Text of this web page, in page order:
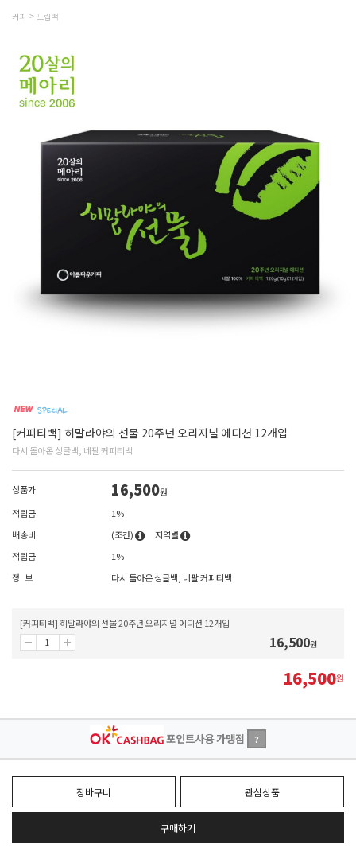
커피 드립백
[커피티백] 히말라야의 선물 20주년 오리지널 에디션 12개입
다시 돌아온 싱글백, 네팔 커피티백
상품가 16,500원
적립금
1%
배송비
(조건)
지역별
적립금
1%
정 보
다시 돌아온 싱글백, 네팔 커피티백
[커피티백] 히말라야의 선물 20주년 오리지널 에디션 12개입
16,500원
16,500원
포인트사용 가맹점 ?
장바구니 관심상품
구매하기